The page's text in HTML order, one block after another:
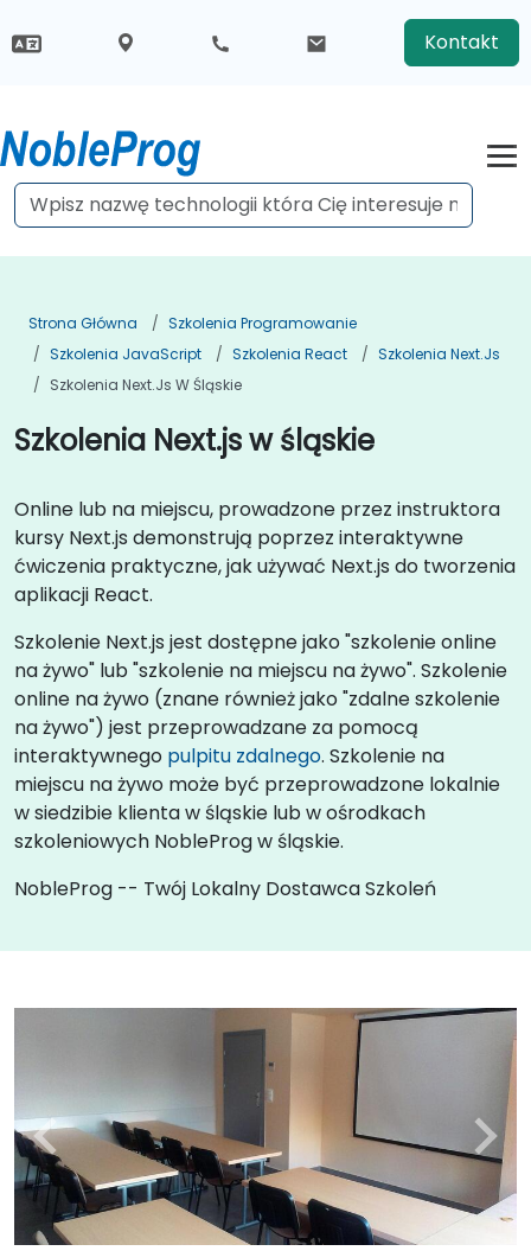
Kontakt
Strona Główna
Szkolenia Programowanie
Szkolenia JavaScript
Szkolenia React
Szkolenia Next.js
Szkolenia Next.js W Śląskie
Szkolenia Next.js w śląskie
Online lub na miejscu, prowadzone przez instruktora
kursy Next.js demonstrują poprzez interaktywne
ćwiczenia praktyczne, jak używać Next.js do tworzenia
aplikacji React.
Szkolenie Next.js jest dostępne jako "szkolenie online
na żywo" lub "szkolenie na miejscu na żywo". Szkolenie
online na żywo (znane również jako "zdalne szkolenie
na żywo") jest przeprowadzane za pomocą
interaktywnego pulpitu zdalnego. Szkolenie na
miejscu na żywo może być przeprowadzone lokalnie
w siedzibie klienta w śląskie lub w ośrodkach
szkoleniowych NobleProg w śląskie.
NobleProg -- Twój Lokalny Dostawca Szkoleń